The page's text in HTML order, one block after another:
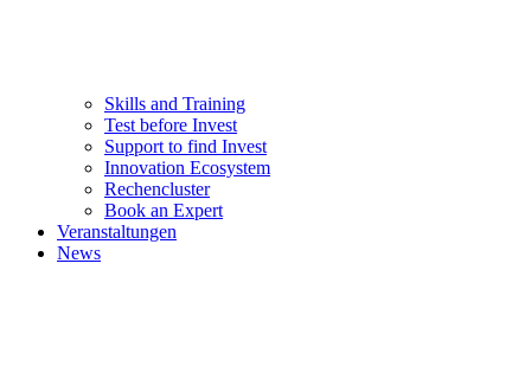
Skills and Training
Test before Invest
Support to find Invest
Innovation Ecosystem
Rechencluster​
Book an Expert
Veranstaltungen
News